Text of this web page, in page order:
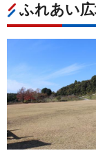
ふれあい